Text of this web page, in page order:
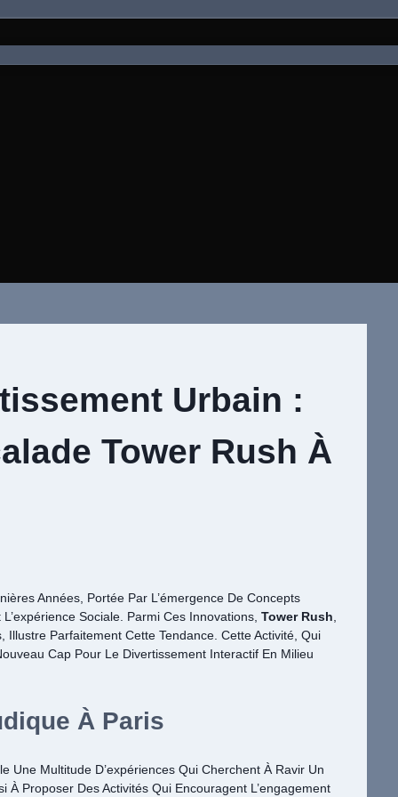
Urbain :
Tower Rush À
Années, Portée Par L’émergence De Concepts
Sociale. Parmi Ces Innovations,Tower Rush
Parfaitement Cette Tendance. Cette Activité, Qui
Cap Pour Le Divertissement Interactif En Milieu
À Paris
Une Multitude D’expériences Qui Cherchent À Ravir Un
Proposer Des Activités Qui Encouragent L’engagement